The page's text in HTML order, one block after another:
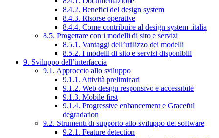
8.4.2. Benefici del design system
8.4.3. Risorse operative
8.4.4. Come contribuire al design system .italia
8.5. Progettare con i modelli di sito e servizi
8.5.1. Vantaggi dell’utilizzo dei modelli
8.5.2. I modelli di sito e servizi disponibili
9. Sviluppo dell’interfaccia
9.1. Approccio allo sviluppo
9.1.1. Attività preliminari
9.1.2. Web design responsivo e accessibile
9.1.3. Mobile first
9.1.4. Progressive enhancement e Graceful
degradation
9.2. Strumenti di supporto allo sviluppo del software
9.2.1. Feature detection